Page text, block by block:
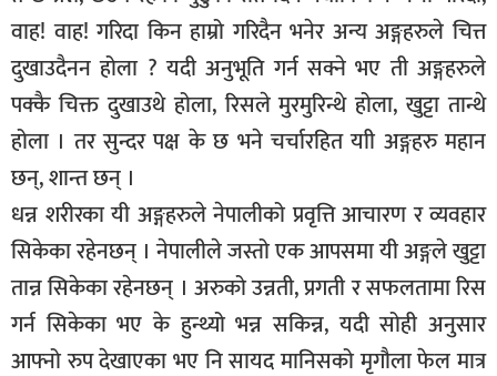
वाह! वाह! गरिदा किन हाम्रो गरिदैन भनेर अन्य अङ्गहरुले चित्त
दुखाउदैनन होला ? यदी अनुभूति गर्न सक्ने भए ती अङ्गहरुले
पक्कै चिक्त दुखाउथे होला, रिसले मुरमुरिन्थे होला, खुट्टा तान्थे
होला । तर सुन्दर पक्ष के छ भने चर्चारहित याी अङ्गहरु महान
छन्, शान्त छन् ।
धन्न शरीरका यी अङ्गहरुले नेपालीको प्रवृत्ति आचारण र व्यवहार
सिकेका रहेनछन् । नेपालीले जस्तो एक आपसमा यी अङ्गले खुट्टा
तान्न सिकेका रहेनछन् । अरुको उन्नती, प्रगती र सफलतामा रिस
गर्न सिकेका भए के हुन्थ्यो भन्न सकिन्न, यदी सोही अनुसार
आफ्नो रुप देखाएका भए नि सायद मानिसको मृगौला फेल मात्र